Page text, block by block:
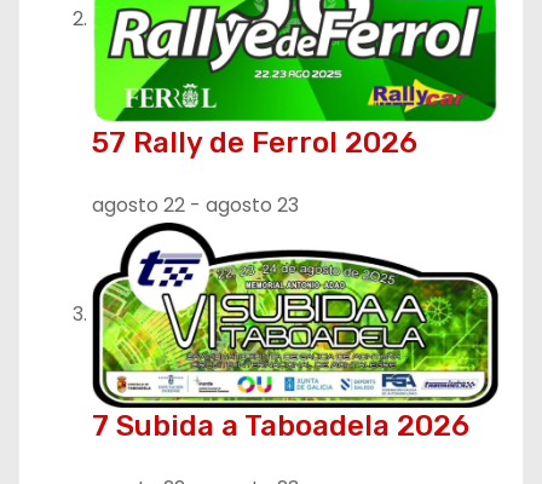
57 Rally de Ferrol 2026
agosto 22 - agosto 23
7 Subida a Taboadela 2026